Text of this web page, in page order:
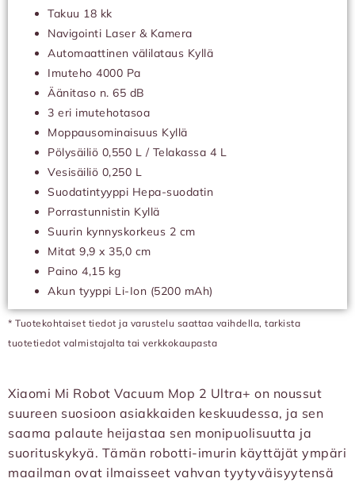
Takuu 18 kk
Navigointi Laser & Kamera
Automaattinen välilataus Kyllä
Imuteho 4000 Pa
Äänitaso n. 65 dB
3 eri imutehotasoa
Moppausominaisuus Kyllä
Pölysäiliö 0,550 L / Telakassa 4 L
Vesisäiliö 0,250 L
Suodatintyyppi Hepa-suodatin
Porrastunnistin Kyllä
Suurin kynnyskorkeus 2 cm
Mitat 9,9 x 35,0 cm
Paino 4,15 kg
Akun tyyppi Li-Ion (5200 mAh)
* Tuotekohtaiset tiedot ja varustelu saattaa vaihdella, tarkista
tuotetiedot valmistajalta tai verkkokaupasta
Xiaomi Mi Robot Vacuum Mop 2 Ultra+ on noussut
suureen suosioon asiakkaiden keskuudessa, ja sen
saama palaute heijastaa sen monipuolisuutta ja
suorituskykyä. Tämän robotti-imurin käyttäjät ympäri
maailman ovat ilmaisseet vahvan tyytyväisyytensä